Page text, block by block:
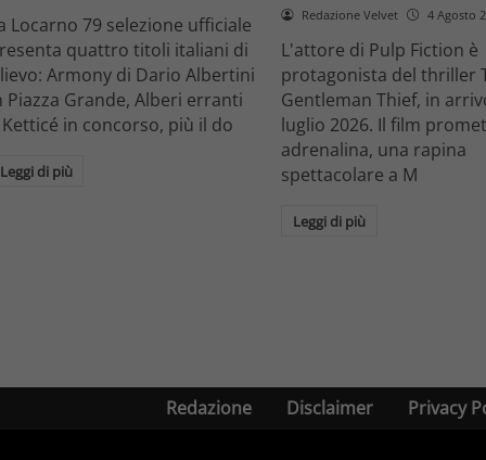
Locarno 79 selezione ufficiale
quattro titoli italiani di
Armony di Dario Albertini
Piazza Grande, Alberi erranti
Ketticé in concorso, più il do
Leggi di più
Redazione Velvet 4 Agosto
L'attore di Pulp Fiction è
protagonista del thriller
Gentleman Thief, in
luglio 2026. Il film
adrenalina, una rapina
spettacolare a M
Leggi di più
Redazione Disclaimer Privacy